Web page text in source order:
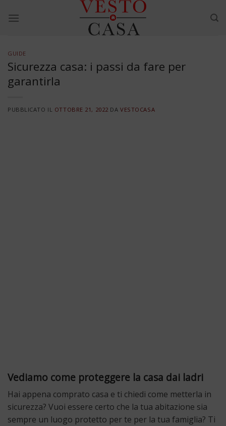
GUIDE
Sicurezza casa: i passi da fare per
garantirla
PUBBLICATO IL OTTOBRE 21, 2022 DAVESTOCASA
Vediamo come proteggere la casa dai ladri
Hai appena comprato casa e ti chiedi come metterla in
sicurezza? Vuoi essere certo che la tua abitazione sia
sempre un luogo protetto per te per la tua famiglia? Ti